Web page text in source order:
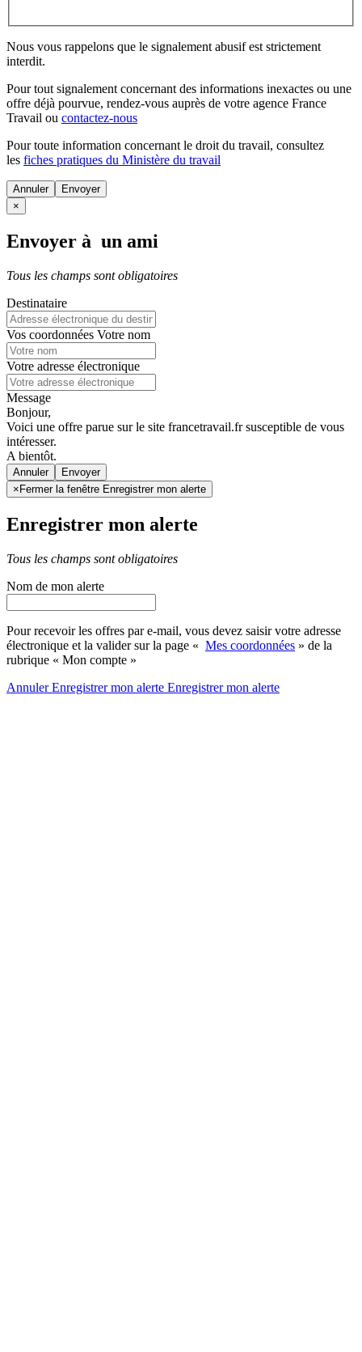
Nous vous rappelons que le signalement abusif est strictement
interdit.
Pour tout signalement concernant des informations inexactes ou une
offre déjà pourvue, rendez-vous auprès de votre agence France
Travail ou contactez-nous
Pour toute information concernant le droit du travail, consultez
les fiches pratiques du Ministère du travail
Annuler
×
Envoyer à un ami
Tous les champs sont obligatoires
Destinataire
Vos coordonnées Votre nom
Votre adresse électronique
Message
Bonjour,
Voici une offre parue sur le site francetravail.fr susceptible de vous
intéresser.
A bientôt.
Annuler
× Fermer la fenêtre Enregistrer mon alerte
Enregistrer mon alerte
Tous les champs sont obligatoires
Nom de mon alerte
Pour recevoir les offres par e-mail, vous devez saisir votre adresse
électronique et la valider sur la page « Mes coordonnées » de la
rubrique « Mon compte »
AnnulerEnregistrer mon alerte Enregistrermon alerte